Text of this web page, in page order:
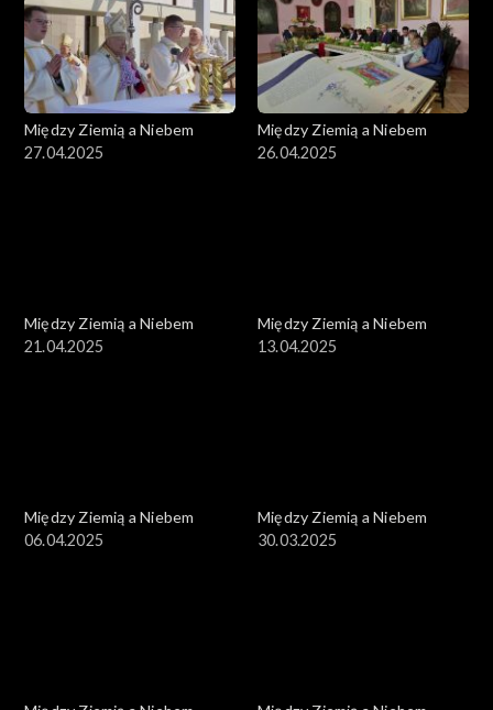
Między Ziemią a Niebem
27.04.2025
Między Ziemią a Niebem
26.04.2025
Między Ziemią a Niebem
21.04.2025
Między Ziemią a Niebem
13.04.2025
Między Ziemią a Niebem
06.04.2025
Między Ziemią a Niebem
30.03.2025